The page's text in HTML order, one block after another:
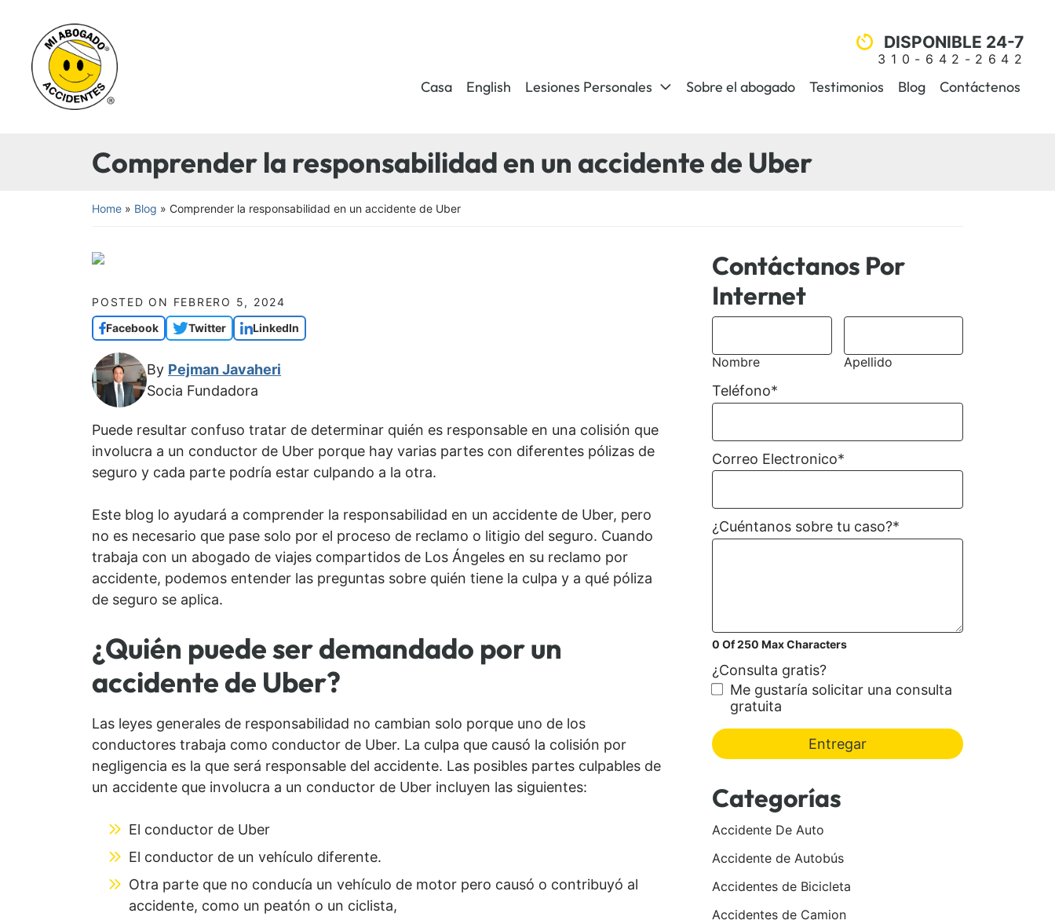
content
Return home
DISPONIBLE 24-7
310-642-2642
Casa English Lesiones Personales Sobre el abogado Testimonios Blog Contáctenos
Comprender la responsabilidad en un accidente de Uber
Home » Blog » Comprender la responsabilidad en un accidente de Uber
POSTED ON FEBRERO 5, 2024
Facebook
Twitter LinkedIn
By Pejman Javaheri
Socia Fundadora
Puede resultar confuso tratar de determinar quién es responsable en una colisión que
involucra a un conductor de Uber porque hay varias partes con diferentes pólizas de
seguro y cada parte podría estar culpando a la otra.
Este blog lo ayudará a comprender la responsabilidad en un accidente de Uber, pero
no es necesario que pase solo por el proceso de reclamo o litigio del seguro. Cuando
trabaja con un abogado de viajes compartidos de Los Ángeles en su reclamo por
accidente, podemos entender las preguntas sobre quién tiene la culpa y a qué póliza
de seguro se aplica.
¿Quién puede ser demandado por un
accidente de Uber?
Las leyes generales de responsabilidad no cambian solo porque uno de los
conductores trabaja como conductor de Uber. La culpa que causó la colisión por
negligencia es la que será responsable del accidente. Las posibles partes culpables de
un accidente que involucra a un conductor de Uber incluyen las siguientes:
El conductor de Uber
El conductor de un vehículo diferente.
Otra parte que no conducía un vehículo de motor pero causó o contribuyó al
accidente, como un peatón o un ciclista,
Contáctanos Por
Internet
*
Nombre Apellido
Teléfono*
Correo Electronico*
¿Cuéntanos sobre tu caso?*
0 Of 250 Max Characters
¿Consulta gratis?
Me gustaría solicitar una consulta
gratuita
Entregar
Categorías
Accidente De Auto
Accidente de Autobús
Accidentes de Bicicleta
Accidentes de Camion